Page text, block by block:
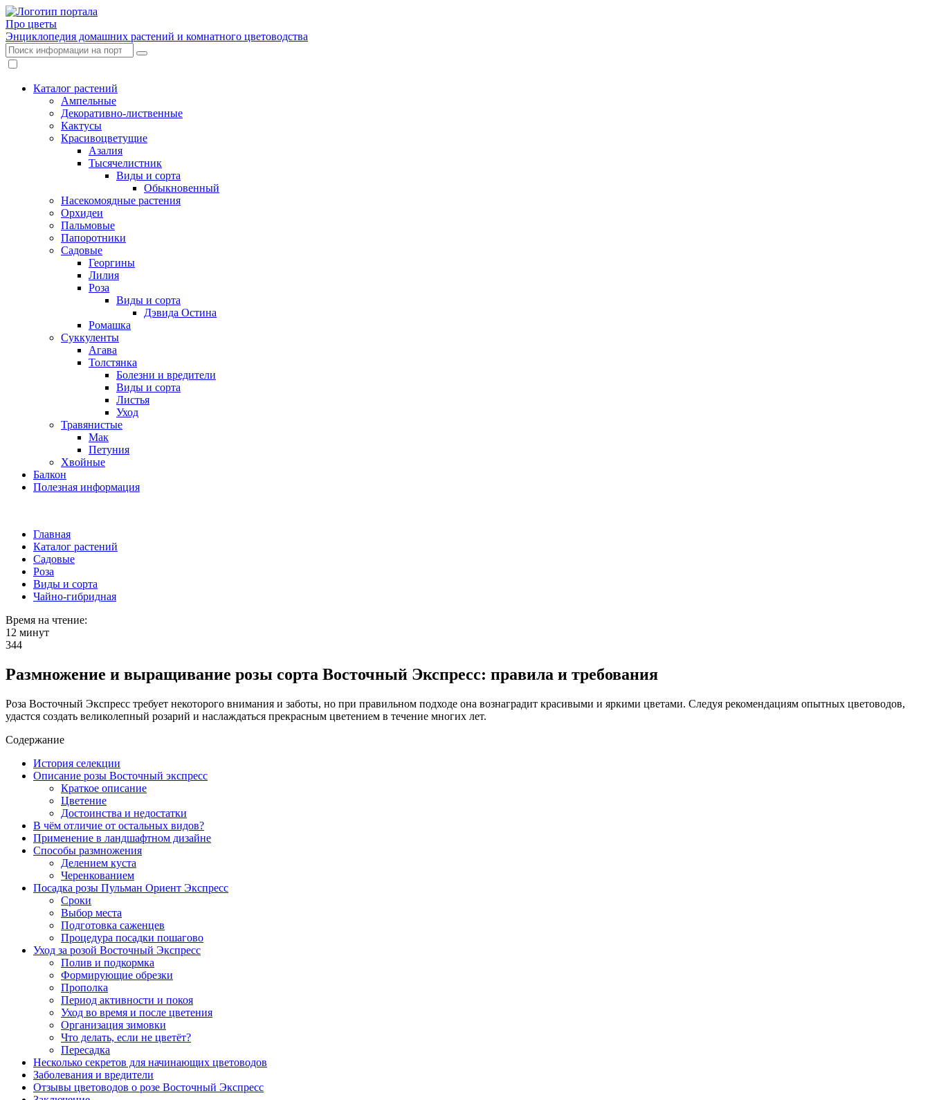
Про цветы
Энциклопедия домашних растений и комнатного цветоводства
Каталог растений
Ампельные
Декоративно-лиственные
Кактусы
Красивоцветущие
Азалия
Тысячелистник
Виды и сорта
Обыкновенный
Насекомоядные растения
Орхидеи
Пальмовые
Папоротники
Садовые
Георгины
Лилия
Роза
Виды и сорта
Дэвида Остина
Ромашка
Суккуленты
Агава
Толстянка
Болезни и вредители
Виды и сорта
Листья
Уход
Травянистые
Мак
Петуния
Хвойные
Балкон
Полезная информация
Главная
Каталог растений
Садовые
Роза
Виды и сорта
Чайно-гибридная
Время на чтение:
12 минут
344
Размножение и выращивание розы сорта Восточный Экспресс: правила и требования
Роза Восточный Экспресс требует некоторого внимания и заботы, но при правильном подходе она вознаградит красивыми и яркими цветами. Следуя рекомендациям опытных цветоводов,
удастся создать великолепный розарий и наслаждаться прекрасным цветением в течение многих лет.
Содержание
История селекции
Описание розы Восточный экспресс
Краткое описание
Цветение
Достоинства и недостатки
В чём отличие от остальных видов?
Применение в ландшафтном дизайне
Способы размножения
Делением куста
Черенкованием
Посадка розы Пульман Ориент Экспресс
Сроки
Выбор места
Подготовка саженцев
Процедура посадки пошагово
Уход за розой Восточный Экспресс
Полив и подкормка
Формирующие обрезки
Прополка
Период активности и покоя
Уход во время и после цветения
Организация зимовки
Что делать, если не цветёт?
Пересадка
Несколько секретов для начинающих цветоводов
Заболевания и вредители
Отзывы цветоводов о розе Восточный Экспресс